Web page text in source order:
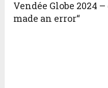
Vendée Globe 2024
made an error“